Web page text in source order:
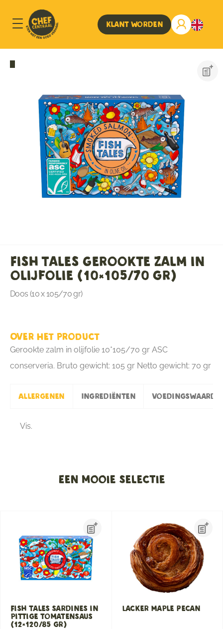
Klant worden
Fish Tales Gerookte zalm in
olijfolie (10×105/70 gr)
Doos (10 x 105/70 gr)
Over het product
Gerookte zalm in olijfolie 10*105/70 gr ASC
conserveria. Bruto gewicht: 105 gr Netto gewicht: 70 gr
Allergenen Ingrediënten
Vis.
Een mooie selectie
Fish Tales sardines in
pittige tomatensaus
(12×120/85 gr)
Lacker Maple Pecan